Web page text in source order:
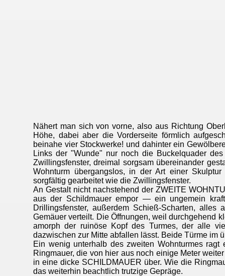
Nähert man sich von vorne, also aus Richtung
Höhe, dabei aber die Vorderseite förmlich
beinahe vier Stockwerke! und dahinter ein
Links der "Wunde" nur noch die Buckelquader
Zwillingsfenster, dreimal sorgsam übereinander
Wohnturm übergangslos, in der Art einer
sorgfältig gearbeitet wie die Zwillingsfenster.
An Gestalt nicht nachstehend der ZWEITE
aus der Schildmauer empor — ein ungemein
Drillingsfenster, außerdem Schieß-Scharten,
Gemäuer verteilt. Die Öffnungen, weil durchgehend
amorph der ruinöse Kopf des Turmes, der alle
dazwischen zur Mitte abfallen lässt. Beide Türme im
Ein wenig unterhalb des zweiten Wohnturmes
Ringmauer, die von hier aus noch einige Meter
in eine dicke SCHILDMAUER über. Wie die
das weiterhin beachtlich trutzige Gepräge.